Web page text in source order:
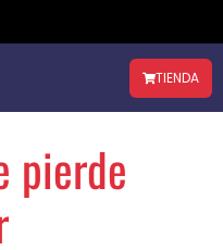
TIENDA
pierde